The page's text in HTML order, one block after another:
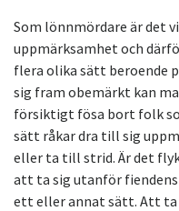
Som lönnmördare är det
uppmärksamhet och
flera olika sätt beroende
sig fram obemärkt kan
försiktigt fösa bort folk
sätt råkar dra till sig
eller ta till strid. Är det
att ta sig utanför
ett eller annat sätt. Att ta